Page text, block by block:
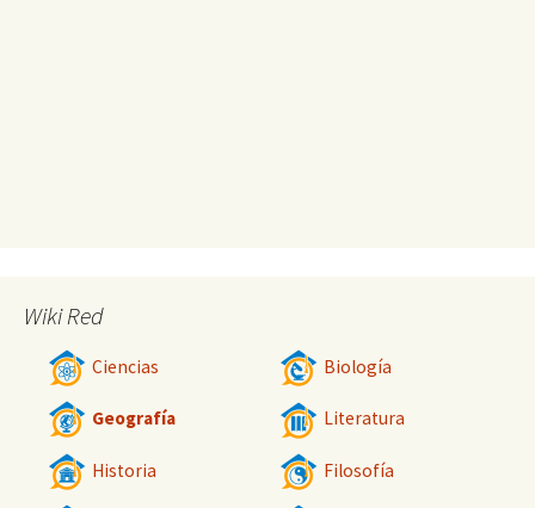
Wiki Red
Ciencias Biología
Geografía Literatura
Historia Filosofía